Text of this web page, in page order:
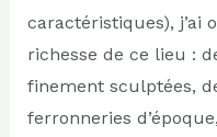
caractéristiques), j’ai
richesse de ce lieu :
finement sculptées,
ferronneries